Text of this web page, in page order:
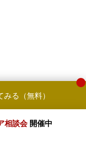
る（無料）
相談会 開催中